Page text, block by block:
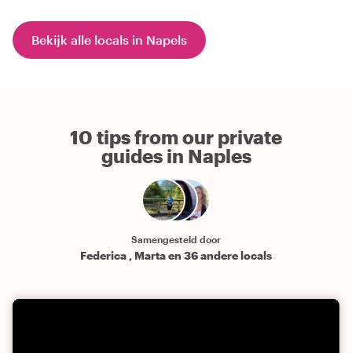
Bekijk alle locals in Napels
10 tips from our private
guides in Naples
Samengesteld door
Federica , Marta en 36 andere locals